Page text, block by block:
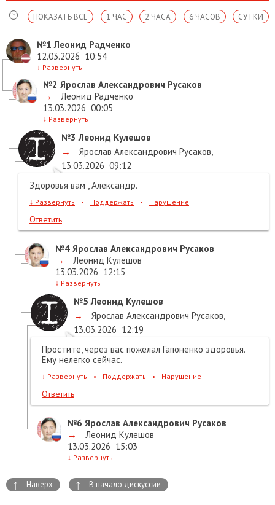
СУТКИ
6 ЧАСОВ
2 ЧАСА
1 ЧАС
ПОКАЗАТЬ ВСЕ
№1 Леонид Радченко
12.03.2026 10:54
↓ Развернуть
№2 Ярослав Александрович Русаков
→
Леонид Радченко
13.03.2026 00:05
↓ Развернуть
№3 Леонид Кулешов
→
Ярослав Александрович Русаков,
13.03.2026 09:12
Здоровья вам , Александр.
↓ Развернуть • Поддержать • Нарушение
Ответить
№4 Ярослав Александрович Русаков
→
Леонид Кулешов
13.03.2026 12:15
↓ Развернуть
№5 Леонид Кулешов
→
Ярослав Александрович Русаков,
13.03.2026 12:19
Простите, через вас пожелал Гапоненко здоровья.
Ему нелегко сейчас.
↓ Развернуть • Поддержать • Нарушение
Ответить
№6 Ярослав Александрович Русаков
→
Леонид Кулешов
13.03.2026 15:03
↓ Развернуть
↑ Наверх ↑ В начало дискуссии